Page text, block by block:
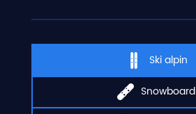
CONTACT
Ski alpin
Snowboard